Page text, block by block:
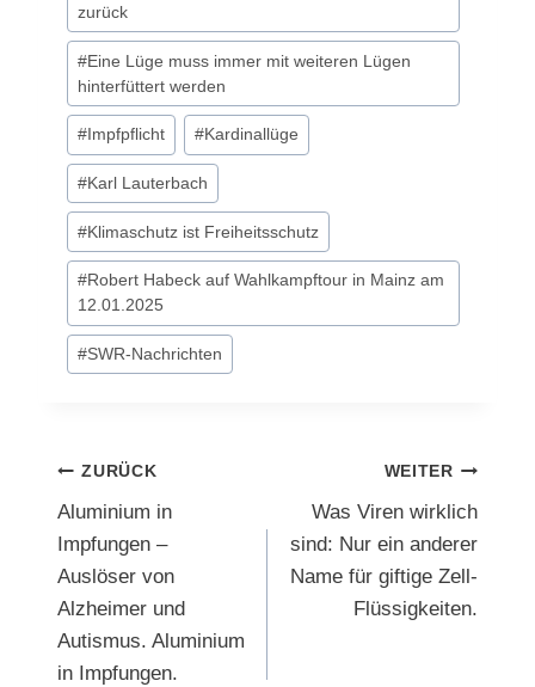
zurück
#Eine Lüge muss immer mit weiteren Lügen
hinterfüttert werden
# Impfpflicht #Kardinallüge
#Karl Lauterbach
#Klimaschutz ist Freiheitsschutz
#Robert Habeck auf Wahlkampftour in Mainz am
12.01.2025
#SWR-Nachrichten
Beitragsnavigation
ZURÜCK
Aluminium in
Impfungen –
Auslöser von
Alzheimer und
Autismus. Aluminium
in Impfungen.
WEITER
Was Viren wirklich
sind: Nur ein anderer
Name für giftige Zell-
Flüssigkeiten.